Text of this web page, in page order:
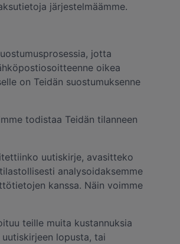
järjestelmäämme.
jotta
oikea
on Teidän suostumuksenne
todistaa Teidän tilanneen
uutiskirje, avasitteko
analysoidaksemme
kanssa. Näin voimme
teille muita kustannuksia
lopusta, tai